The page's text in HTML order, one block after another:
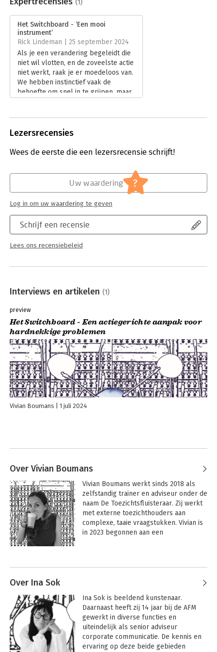
Verschijningsdatum:
26-6-2024
Hoofdrubriek: Algemeen management
(1)
Het Switchboard - ‘Een mooi
instrument’
Rick Lindeman | 25 september 2024
Als je een verandering begeleidt die
niet wil vlotten, en de zoveelste actie
niet werkt, raak je er moedeloos van.
We hebben instinctief vaak de
behoefte om snel in te grijpen, maar
Lees verder
Lezersrecensies
Wees de eerste die een lezersrecensie schrijft!
Schrijf een recensie
Lees ons recensiebeleid
Uw waardering ?
Log in om uw waardering te geven
Interviews en artikelen (1)
preview
Het Switchboard - Een actiegerichte aanpak voor
hardnekkige problemen
Vivian Boumans 1 juli 2024
Over Vivian Boumans
Vivian Boumans werkt sinds 2018 als
zelfstandig trainer en adviseur onder de
naam De Toezichtsfluisteraar. Zij werkt
met externe toezichthouders aan
complexe, taaie vraagstukken. Vivian is
in 2023 begonnen aan een
verder helpen als meer van hetzelfde
niet langer werkt. Ze is goed in het
analyseren van problemen en situaties,
het uitwerken van ideeën en concepten,
en het brengen van creatieve en
vernieuwende impulsen. Voor meer
Over Ina Sok
Ina Sok is beeldend kunstenaar.
Daarnaast heeft zij 14 jaar bij de AFM
gewerkt in diverse functies en
uiteindelijk als senior adviseur
corporate communicatie. De kennis en
ervaring op deze beide gebieden